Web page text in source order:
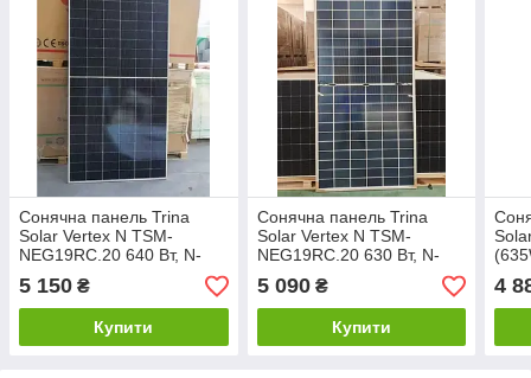
Сонячна панель Trina
Solar Vertex N TSM-
NEG19RC.20 640 Вт, N-
Type i-TOPCon Ultra,
Bifacial, подвійне скло
5 150 ₴
Купити
Сонячна панель Trina
Solar Vertex N TSM-
NEG19RC.20 630 Вт, N-
Type i-TOPCon Ultra,
Bifacial, подвійне скло
5 090₴
Купити
4